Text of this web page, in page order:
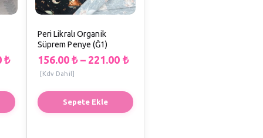
₺
Sepete Ekle
Peri Likralı Organik
Süprem Penye (Ğ1)
156.00₺ – 221.00 ₺
[Kdv Dahil]